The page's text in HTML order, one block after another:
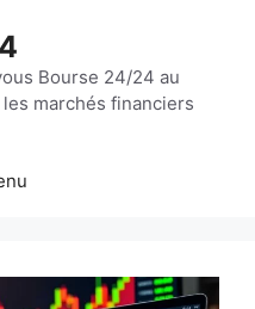
Bourse 24/24 au
marchés financiers